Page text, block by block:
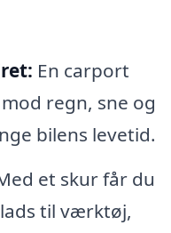
En carport
regn, sne og
bilens levetid.
et skur får du
til værktøj,